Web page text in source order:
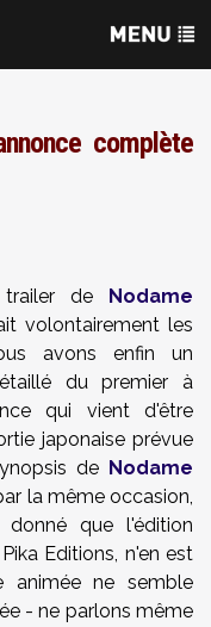
complète
de Nodame
volontairement les
avons enfin un
du premier à
qui vient d'être
japonaise prévue
de Nodame
la même occasion,
que l'édition
Editions, n'en est
ne semble
- ne parlons même